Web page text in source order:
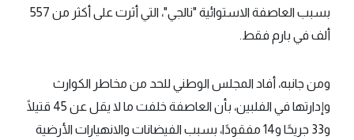
بسبب العاصفة الاستوائية "نالجي"، التي أثرت على أكثر من 557
ألف في بارم فقط.
ومن جانبه، أفاد المجلس الوطني للحد من مخاطر الكوارث
وإدارتها في الفلبين، بأن العاصفة خلفت ما لا يقل عن 45 قتيلًا
و33 جريحًا و14 مفقودًا، بسبب الفيضانات والانهيارات الأرضية